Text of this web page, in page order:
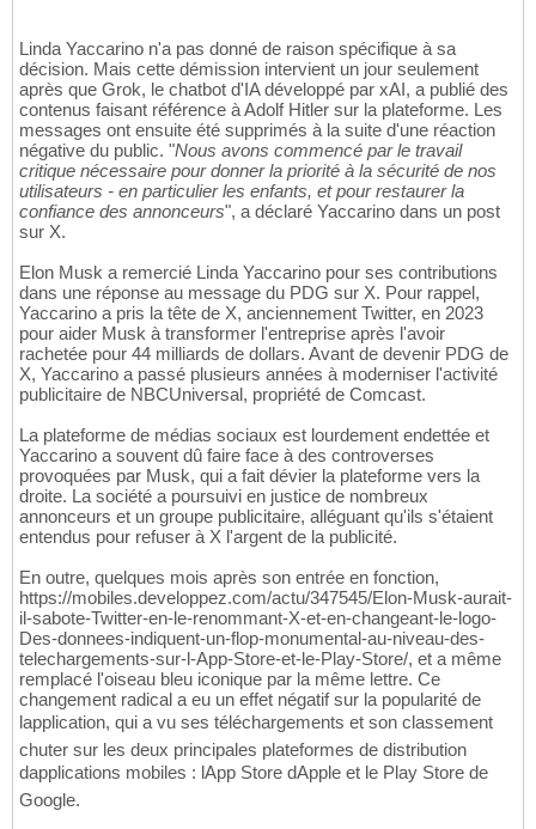
Linda Yaccarino n'a pas donné de raison spécifique à sa
décision. Mais cette démission intervient un jour seulement
après que Grok, le chatbot d'IA développé par xAI, a publié des
contenus faisant référence à Adolf Hitler sur la plateforme. Les
messages ont ensuite été supprimés à la suite d'une réaction
négative du public. "Nous avons commencé par le travail
critique nécessaire pour donner la priorité à la sécurité de nos
utilisateurs - en particulier les enfants, et pour restaurer la
confiance des annonceurs", a déclaré Yaccarino dans un post
sur X.
Elon Musk a remercié Linda Yaccarino pour ses contributions
dans une réponse au message du PDG sur X. Pour rappel,
Yaccarino a pris la tête de X, anciennement Twitter, en 2023
pour aider Musk à transformer l'entreprise après l'avoir
rachetée pour 44 milliards de dollars. Avant de devenir PDG de
X, Yaccarino a passé plusieurs années à moderniser l'activité
publicitaire de NBCUniversal, propriété de Comcast.
La plateforme de médias sociaux est lourdement endettée et
Yaccarino a souvent dû faire face à des controverses
provoquées par Musk, qui a fait dévier la plateforme vers la
droite. La société a poursuivi en justice de nombreux
annonceurs et un groupe publicitaire, alléguant qu'ils s'étaient
entendus pour refuser à X l'argent de la publicité.
En outre, quelques mois après son entrée en fonction,
https://mobiles.developpez.com/actu/347545/Elon-Musk-aurait-
il-sabote-Twitter-en-le-renommant-X-et-en-changeant-le-logo-
Des-donnees-indiquent-un-flop-monumental-au-niveau-des-
telechargements-sur-l-App-Store-et-le-Play-Store/, et a même
remplacé l'oiseau bleu iconique par la même lettre. Ce
changement radical a eu un effet négatif sur la popularité de
lapplication, qui a vu ses téléchargements et son classement
chuter sur les deux principales plateformes de distribution
dapplications mobiles : lApp Store dApple et le Play Store de
Google.